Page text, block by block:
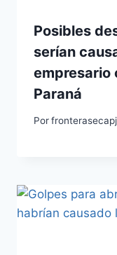
Posibles
serían
empresario
Paraná
Por